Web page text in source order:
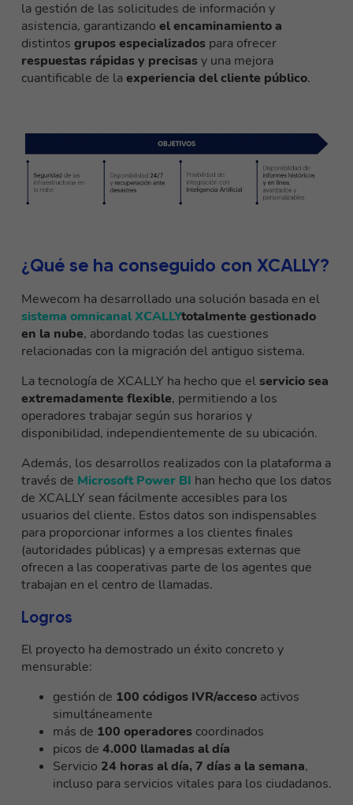
la gestión de las solicitudes de información y
asistencia, garantizando el encaminamiento a
distintos grupos especializados para ofrecer
respuestas rápidas y precisasy una mejora
cuantificable de laexperiencia del cliente público.
¿Qué se ha conseguido con XCALLY?
Mewecom ha desarrollado una solución basada en el
sistema omnicanal XCALLYtotalmente gestionado
en la nube, abordando todas las cuestiones
relacionadas con la migración del antiguo sistema.
La tecnología de XCALLY ha hecho que elservicio sea
extremadamente flexible, permitiendo a los
operadores trabajar según sus horarios y
disponibilidad, independientemente de su ubicación.
Además, los desarrollos realizados con la plataforma a
través de Microsoft Power BI han hecho que los datos
de XCALLY sean fácilmente accesibles para los
usuarios del cliente. Estos datos son indispensables
para proporcionar informes a los clientes finales
(autoridades públicas) y a empresas externas que
ofrecen a las cooperativas parte de los agentes que
trabajan en el centro de llamadas.
Logros
El proyecto ha demostrado un éxito concreto y
mensurable:
gestión de 100 códigos IVR/acceso activos
simultáneamente
más de 100 operadores coordinados
picos de 4.000 llamadas al día
Servicio 24 horas al día, 7 días a la semana,
incluso para servicios vitales para los ciudadanos.